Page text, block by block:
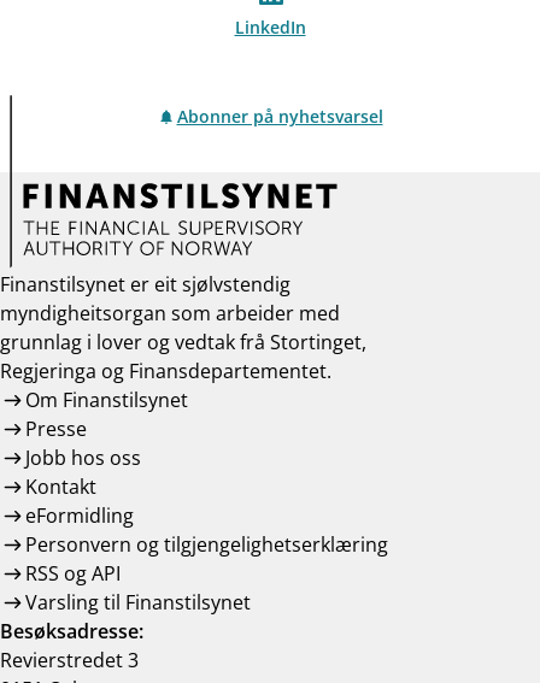
LinkedIn
Abonner på nyhetsvarsel
Finanstilsynet er eit sjølvstendig
myndigheitsorgan som arbeider med
grunnlag i lover og vedtak frå Stortinget,
Regjeringa og Finansdepartementet.
Om Finanstilsynet
Presse
Jobb hos oss
Kontakt
eFormidling
Personvern og tilgjengelighetserklæring
RSS og API
Varsling til Finanstilsynet
Besøksadresse:
Revierstredet 3